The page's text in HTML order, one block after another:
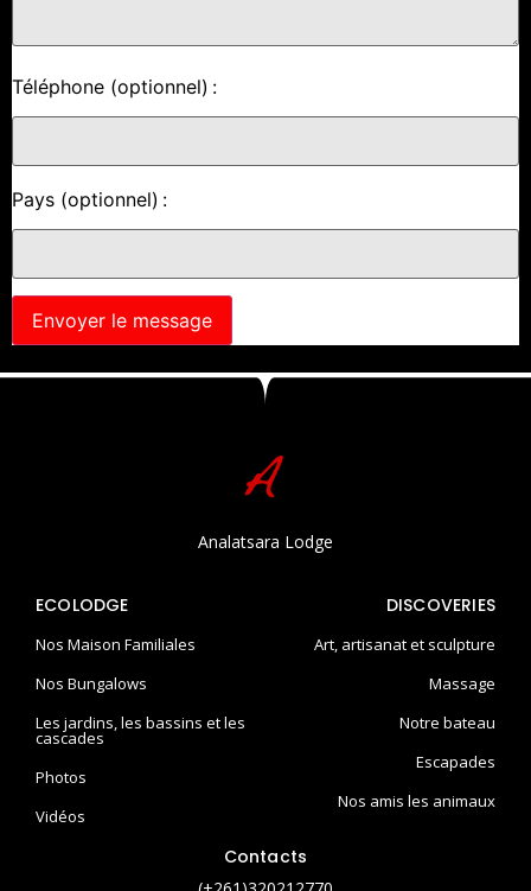
Téléphone (optionnel) :
Pays (optionnel) :
Analatsara Lodge
ECOLODGE
Nos Maison Familiales
Nos Bungalows
Les jardins, les bassins et les
cascades
Photos
Vidéos
DISCOVERIES
Art, artisanat et sculpture
Massage
Notre bateau
Escapades
Nos amis les animaux
Contacts